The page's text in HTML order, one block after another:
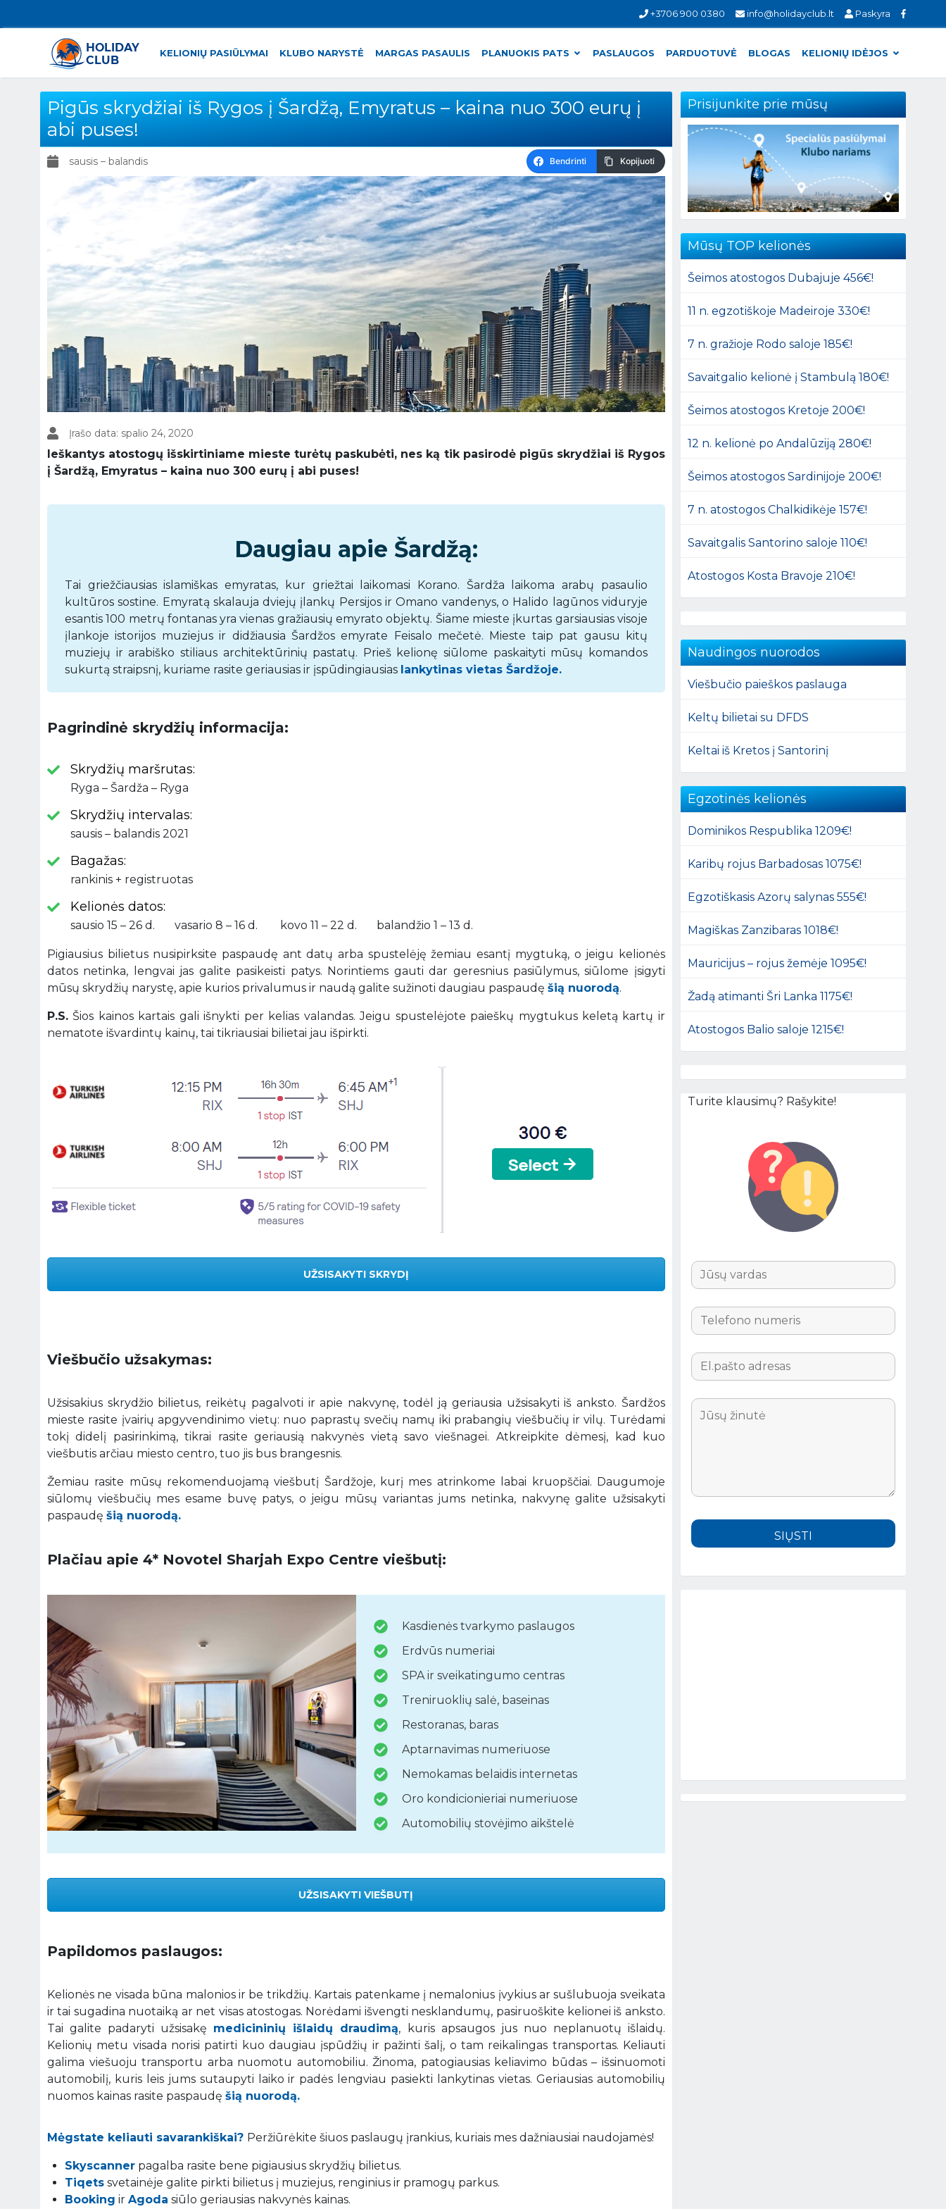
+3706 900 0380 info@holidayclub.lt Paskyra
KELIONIŲ PASIŪLYMAI KLUBO NARYSTĖ MARGAS PASAULIS PLANUOKIS PATS PASLAUGOS PARDUOTUVĖ BLOGAS KELIONIŲ IDĖJOS
Pigūs skrydžiai iš Rygos į Šardžą, Emyratus – kaina nuo 300 eurų į
abi puses!
sausis – balandis Bendrinti Kopijuoti
Įrašo data: spalio 24, 2020
Ieškantys atostogų išskirtiniame mieste turėtų paskubėti, nes ką tik pasirodė pigūs skrydžiai iš Rygos
į Šardžą, Emyratus – kaina nuo 300 eurų į abi puses!
Daugiau apie Šardžą:
Tai griežčiausias islamiškas emyratas, kur griežtai laikomasi Korano. Šardža laikoma arabų pasaulio
kultūros sostine. Emyratą skalauja dviejų įlankų Persijos ir Omano vandenys, o Halido lagūnos viduryje
esantis 100 metrų fontanas yra vienas gražiausių emyrato objektų. Šiame mieste įkurtas garsiausias visoje
įlankoje istorijos muziejus ir didžiausia Šardžos emyrate Feisalo mečetė. Mieste taip pat gausu kitų
muziejų ir arabiško stiliaus architektūrinių pastatų. Prieš kelionę siūlome paskaityti mūsų komandos
sukurtą straipsnį, kuriame rasite geriausias ir įspūdingiausias lankytinas vietas Šardžoje.
Pagrindinė skrydžių informacija:
Skrydžių maršrutas:
Ryga – Šardža – Ryga
Skrydžių intervalas:
sausis – balandis 2021
Bagažas:
rankinis + registruotas
Kelionės datos:
sausio 15 – 26 d. vasario 8 – 16 d. kovo 11 – 22 d. balandžio 1 – 13 d.
Pigiausius bilietus nusipirksite paspaudę ant datų arba spustelėję žemiau esantį mygtuką, o jeigu kelionės
datos netinka, lengvai jas galite pasikeisti patys. Norintiems gauti dar geresnius pasiūlymus, siūlome įsigyti
mūsų skrydžių narystę, apie kurios privalumus ir naudą galite sužinoti daugiau paspaudę šią nuorodą.
P.S. Šios kainos kartais gali išnykti per kelias valandas. Jeigu spustelėjote paieškų mygtukus keletą kartų ir
nematote išvardintų kainų, tai tikriausiai bilietai jau išpirkti.
UŽSISAKYTI SKRYDĮ
Viešbučio užsakymas:
Užsisakius skrydžio bilietus, reikėtų pagalvoti ir apie nakvynę, todėl ją geriausia užsisakyti iš anksto. Šardžos
mieste rasite įvairių apgyvendinimo vietų: nuo paprastų svečių namų iki prabangių viešbučių ir vilų. Turėdami
tokį didelį pasirinkimą, tikrai rasite geriausią nakvynės vietą savo viešnagei. Atkreipkite dėmesį, kad kuo
viešbutis arčiau miesto centro, tuo jis bus brangesnis.
Žemiau rasite mūsų rekomenduojamą viešbutį Šardžoje, kurį mes atrinkome labai kruopščiai. Daugumoje
siūlomų viešbučių mes esame buvę patys, o jeigu mūsų variantas jums netinka, nakvynę galite užsisakyti
paspaudę šią nuorodą.
Plačiau apie 4* Novotel Sharjah Expo Centre viešbutį:
Kasdienės tvarkymo paslaugos
Erdvūs numeriai
SPA ir sveikatingumo centras
Treniruoklių salė, baseinas
Restoranas, baras
Aptarnavimas numeriuose
Nemokamas belaidis internetas
Oro kondicionieriai numeriuose
Automobilių stovėjimo aikštelė
UŽSISAKYTI VIEŠBUTĮ
Papildomos paslaugos:
Kelionės ne visada būna malonios ir be trikdžių. Kartais patenkame į nemalonius įvykius ar sušlubuoja sveikata
ir tai sugadina nuotaiką ar net visas atostogas. Norėdami išvengti nesklandumų, pasiruoškite kelionei iš anksto.
Tai galite padaryti užsisakę medicininių išlaidų draudimą, kuris apsaugos jus nuo neplanuotų išlaidų.
Kelionių metu visada norisi patirti kuo daugiau įspūdžių ir pažinti šalį, o tam reikalingas transportas. Keliauti
galima viešuoju transportu arba nuomotu automobiliu. Žinoma, patogiausias keliavimo būdas – išsinuomoti
automobilį, kuris leis jums sutaupyti laiko ir padės lengviau pasiekti lankytinas vietas. Geriausias automobilių
nuomos kainas rasite paspaudę šią nuorodą.
Mėgstate keliauti savarankiškai? Peržiūrėkite šiuos paslaugų įrankius, kuriais mes dažniausiai naudojamės!
Skyscanner pagalba rasite bene pigiausius skrydžių bilietus.
Tiqets svetainėje galite pirkti bilietus į muziejus, renginius ir pramogų parkus.
Booking ir Agoda siūlo geriausias nakvynės kainas.
Prisijunkite prie mūsų
Mūsų TOP kelionės
Šeimos atostogos Dubajuje 456€!
11 n. egzotiškoje Madeiroje 330€!
7 n. gražioje Rodo saloje 185€!
Savaitgalio kelionė į Stambulą 180€!
Šeimos atostogos Kretoje 200€!
12 n. kelionė po Andalūziją 280€!
Šeimos atostogos Sardinijoje 200€!
7 n. atostogos Chalkidikėje 157€!
Savaitgalis Santorino saloje 110€!
Atostogos Kosta Bravoje 210€!
Naudingos nuorodos
Viešbučio paieškos paslauga
Keltų bilietai su DFDS
Keltai iš Kretos į Santorinį
Egzotinės kelionės
Dominikos Respublika 1209€!
Karibų rojus Barbadosas 1075€!
Egzotiškasis Azorų salynas 555€!
Magiškas Zanzibaras 1018€!
Mauricijus – rojus žemėje 1095€!
Žadą atimanti Šri Lanka 1175€!
Atostogos Balio saloje 1215€!
Turite klausimų? Rašykite!